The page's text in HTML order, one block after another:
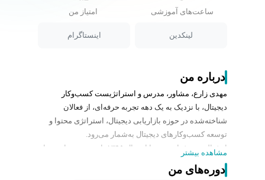
ساعت‌های آموزشی امتیاز من
لینکدین اینستاگرام
درباره من
مهدی زارع، مشاور، مدرس و استراتژیست کسب‌وکار
دیجیتال، با نزدیک به یک دهه تجربه حرفه‌ای، از فعالان
شناخته‌شده در حوزه بازاریابی دیجیتال، استراتژی محتوا و
توسعه کسب‌وکارهای دیجیتال به‌شمار می‌رود.
او فعالیت حرفه‌ای خود را از سال ۱۳۹۵ با ورود به دنیای مدیا و
تولید محتوا آغاز کرد و همزمان با همکاری با نشریات معتبر
بعنوان نویسنده، به‌مدت دو سال، مسئولیت واحد رسانه یک
مشاهده بیشتر
دوره‌های من